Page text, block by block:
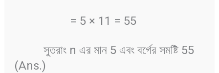
= 5 × 11 = 55
সুতরাং n এর মান 5 এবং বর্গের সমষ্টি 55
(Ans.)